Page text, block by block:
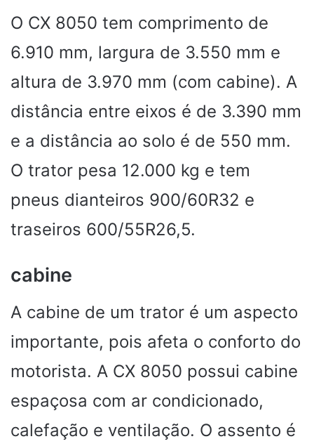
O CX 8050 tem comprimento de
6.910 mm, largura de 3.550 mm e
altura de 3.970 mm (com cabine). A
distância entre eixos é de 3.390 mm
e a distância ao solo é de 550 mm.
O trator pesa 12.000 kg e tem
pneus dianteiros 900/60R32 e
traseiros 600/55R26,5.
cabine
A cabine de um trator é um aspecto
importante, pois afeta o conforto do
motorista. A CX 8050 possui cabine
espaçosa com ar condicionado,
calefação e ventilação. O assento é